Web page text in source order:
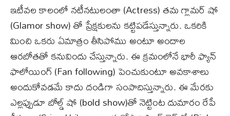
ఇటీవల కాలంలో నటీనటులంతా (Actress) తమ గ్లామర్ షో
(Glamor show) తో ప్రేక్షకులను కట్టిపడేస్తున్నారు. ఒకరికి
మించి ఒకరు ఏమాత్రం తీసిపోము అంటూ అందాల
ఆరబోతతో కనువిందు చేస్తున్నారు. ఈ క్రమంలోనే భారీ ఫ్యాన్
ఫాలోయింగ్ (Fan following) పెంచుకుంటూ అవకాశాలు
అందుకోవడమే కాదు దండిగా సంపాదిస్తున్నారు. ఈ మేరకు
ఎల్లప్పుడూ బోల్డ్ షో (bold show)తో నెట్టింట దుమారం రేపే